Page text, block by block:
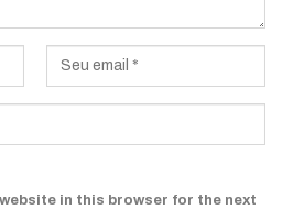
website in this browser for the next